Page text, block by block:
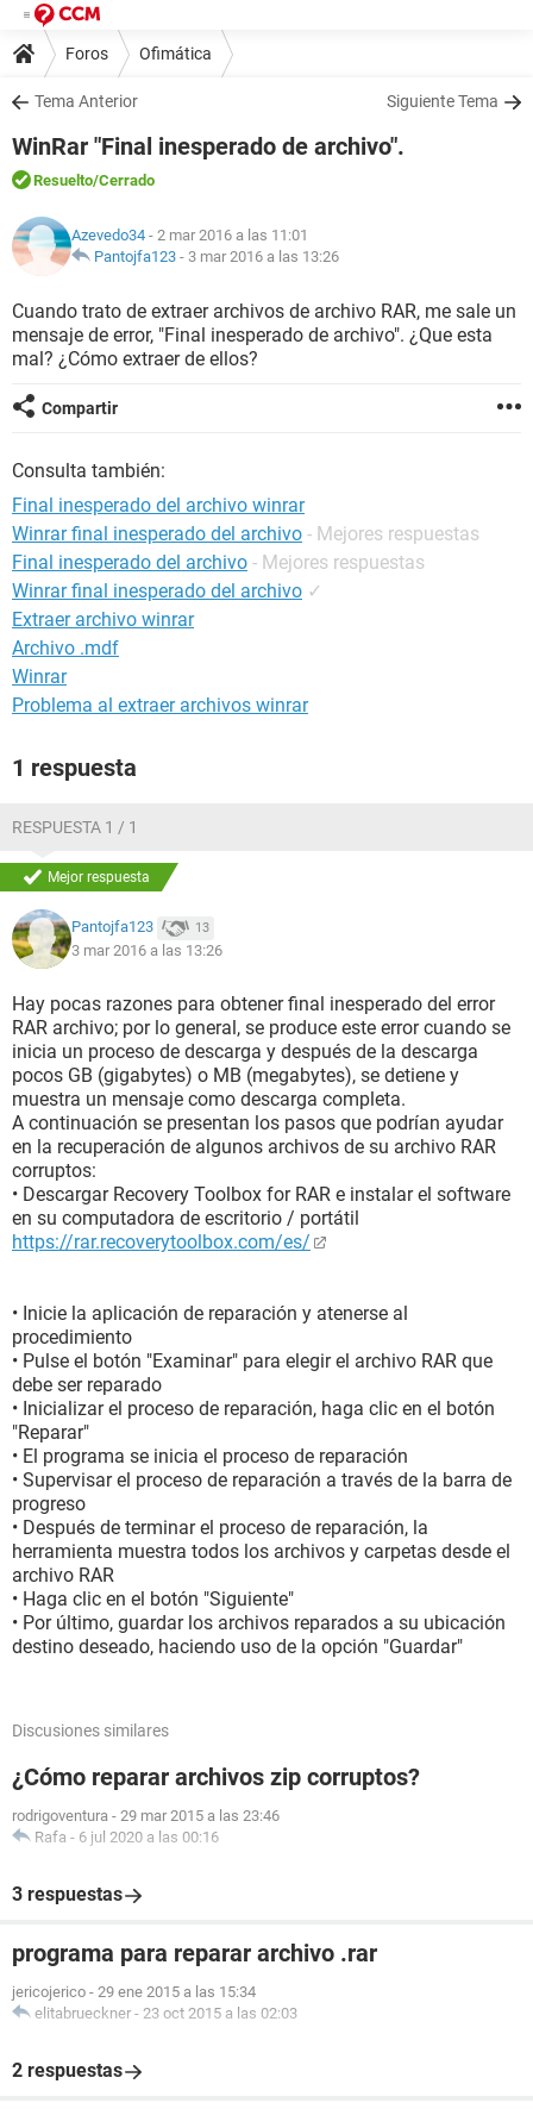
Foros Ofimática
Tema Anterior Siguiente Tema
WinRar "Final inesperado de archivo".
Resuelto/Cerrado
Azevedo34 - 2 mar 2016 a las 11:01
Pantojfa123 - 3 mar 2016 a las 13:26
Cuando trato de extraer archivos de archivo RAR, me sale un
mensaje de error, "Final inesperado de archivo". ¿Que esta
mal? ¿Cómo extraer de ellos?
Compartir
Consulta también:
Final inesperado del archivo winrar
Winrar final inesperado del archivo - Mejores respuestas
Final inesperado del archivo - Mejores respuestas
Winrar final inesperado del archivo ✓
Extraer archivo winrar
Archivo .mdf
Winrar
Problema al extraer archivos winrar
1 respuesta
RESPUESTA 1 / 1
Mejor respuesta
Pantojfa123 13
3 mar 2016 a las 13:26
Hay pocas razones para obtener final inesperado del error
RAR archivo; por lo general, se produce este error cuando se
inicia un proceso de descarga y después de la descarga
pocos GB (gigabytes) o MB (megabytes), se detiene y
muestra un mensaje como descarga completa.
A continuación se presentan los pasos que podrían ayudar
en la recuperación de algunos archivos de su archivo RAR
corruptos:
• Descargar Recovery Toolbox for RAR e instalar el software
en su computadora de escritorio / portátil
https://rar.recoverytoolbox.com/es/
• Inicie la aplicación de reparación y atenerse al
procedimiento
• Pulse el botón "Examinar" para elegir el archivo RAR que
debe ser reparado
• Inicializar el proceso de reparación, haga clic en el botón
"Reparar"
• El programa se inicia el proceso de reparación
• Supervisar el proceso de reparación a través de la barra de
progreso
• Después de terminar el proceso de reparación, la
herramienta muestra todos los archivos y carpetas desde el
archivo RAR
• Haga clic en el botón "Siguiente"
• Por último, guardar los archivos reparados a su ubicación
destino deseado, haciendo uso de la opción "Guardar"
Discusiones similares
¿Cómo reparar archivos zip corruptos?
rodrigoventura - 29 mar 2015 a las 23:46
Rafa - 6 jul 2020 a las 00:16
3 respuestas
programa para reparar archivo .rar
jericojerico - 29 ene 2015 a las 15:34
elitabrueckner - 23 oct 2015 a las 02:03
2 respuestas